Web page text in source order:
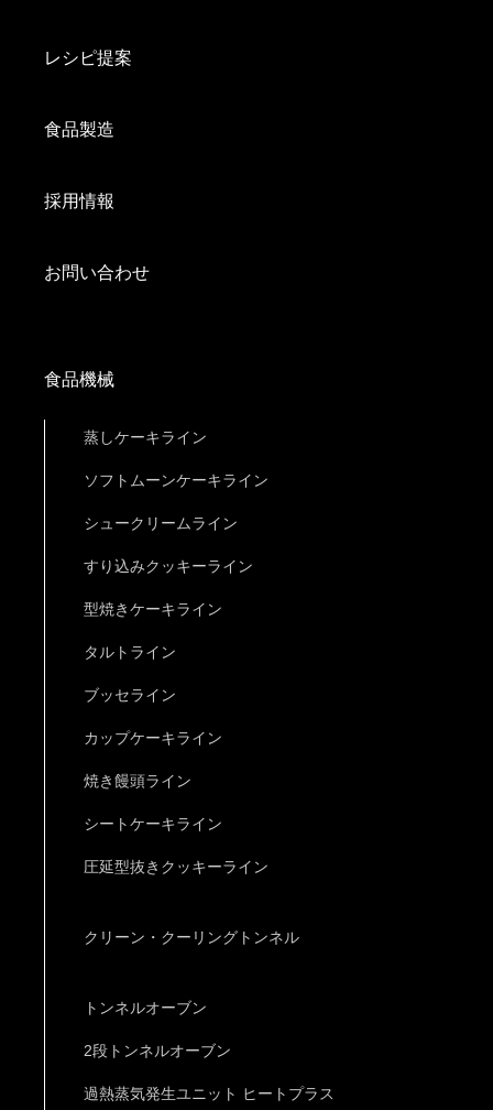
レシピ提案
食品製造
採用情報
お問い合わせ
食品機械
蒸しケーキライン
ソフトムーンケーキライン
シュークリームライン
すり込みクッキーライン
型焼きケーキライン
タルトライン
ブッセライン
カップケーキライン
焼き饅頭ライン
シートケーキライン
圧延型抜きクッキーライン
クリーン・クーリングトンネル
トンネルオーブン
2段トンネルオーブン
過熱蒸気発生ユニット ヒートプラス